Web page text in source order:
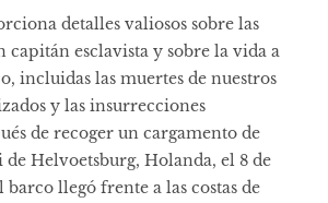
detalles valiosos sobre las
capitán esclavista y sobre la vida a
incluidas las muertes de nuestros
y las insurrecciones
de recoger un cargamento de
de Helvoetsburg, Holanda, el 8 de
barco llegó frente a las costas de